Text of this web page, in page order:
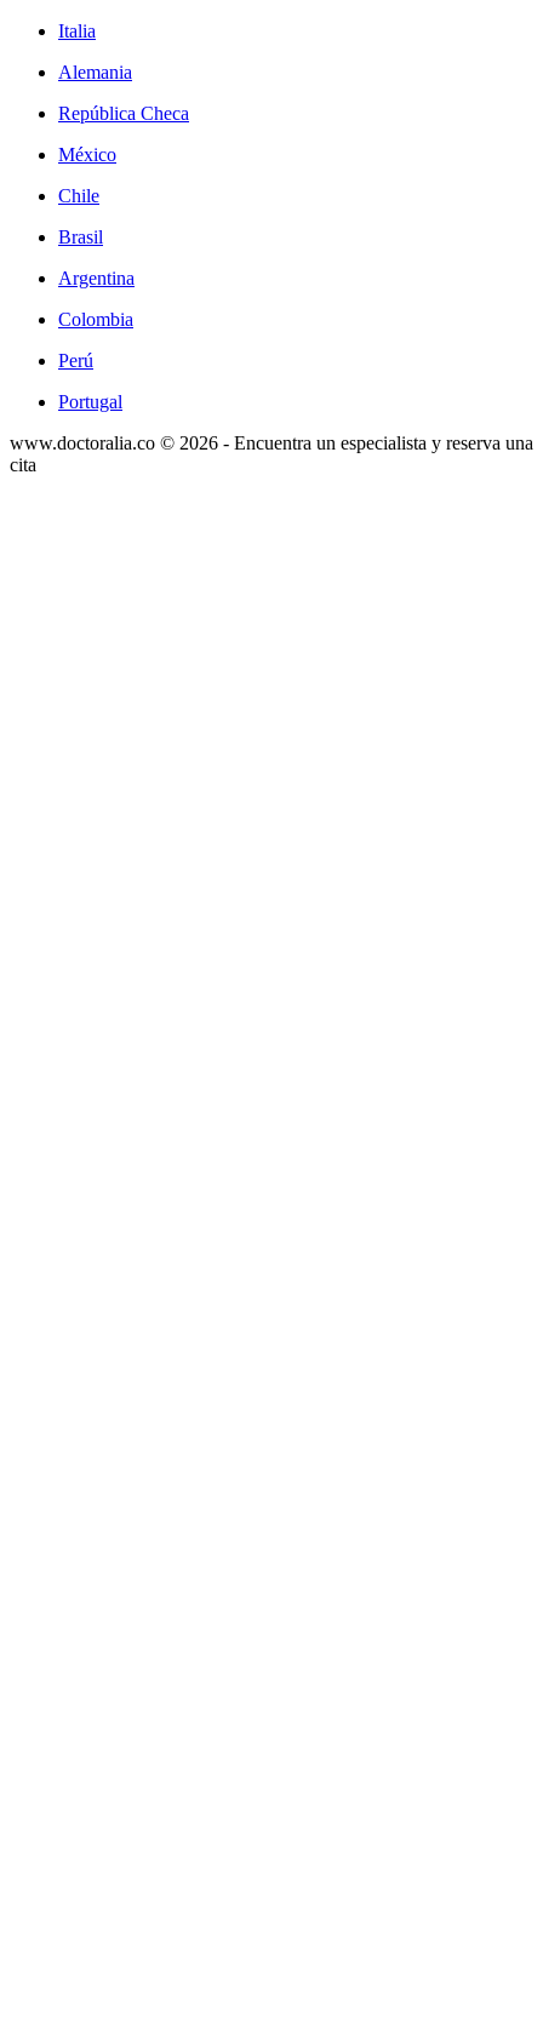
Italia
Alemania
República Checa
México
Chile
Brasil
Argentina
Colombia
Perú
Portugal
www.doctoralia.co © 2026 - Encuentra un especialista y reserva una
cita